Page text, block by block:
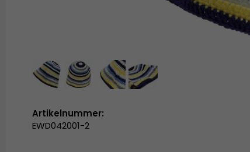
Artikelnummer:
EWD042001-2